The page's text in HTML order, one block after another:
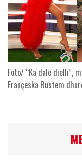
Foto/ “Ka dalë dielli”,
Françeska Rustem